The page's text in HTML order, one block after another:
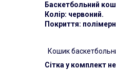
Баскетбольний
Колір: червоний.
Покриття:
Кошик
Сітка у комплект